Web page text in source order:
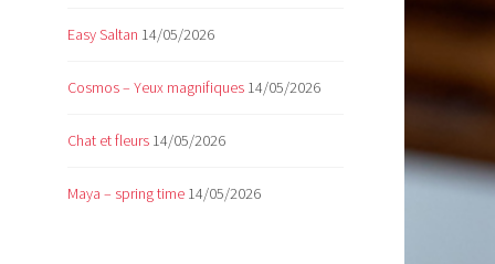
Easy Saltan 14/05/2026
Cosmos – Yeux magnifiques 14/05/2026
Chat et fleurs 14/05/2026
Maya – spring time 14/05/2026